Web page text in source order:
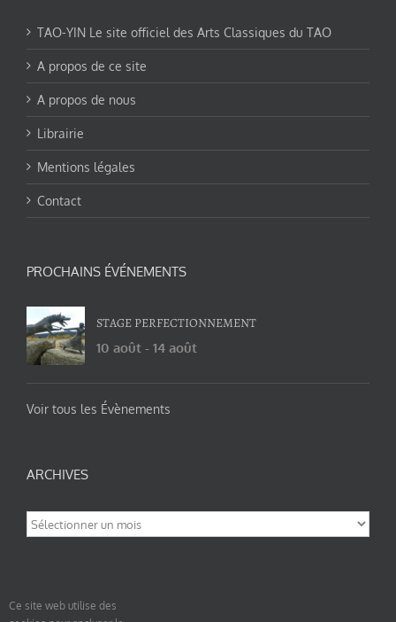
TAO-YIN Le site officiel des Arts Classiques du TAO
A propos de ce site
A propos de nous
Librairie
Mentions légales
Contact
PROCHAINS ÉVÉNEMENTS
STAGE PERFECTIONNEMENT
10 août - 14 août
Voir tous les Évènements
ARCHIVES
Archives
Ce site web utilise des